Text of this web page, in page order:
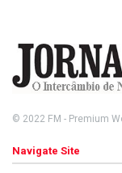
© 2022 FM - Premium
Navigate Site